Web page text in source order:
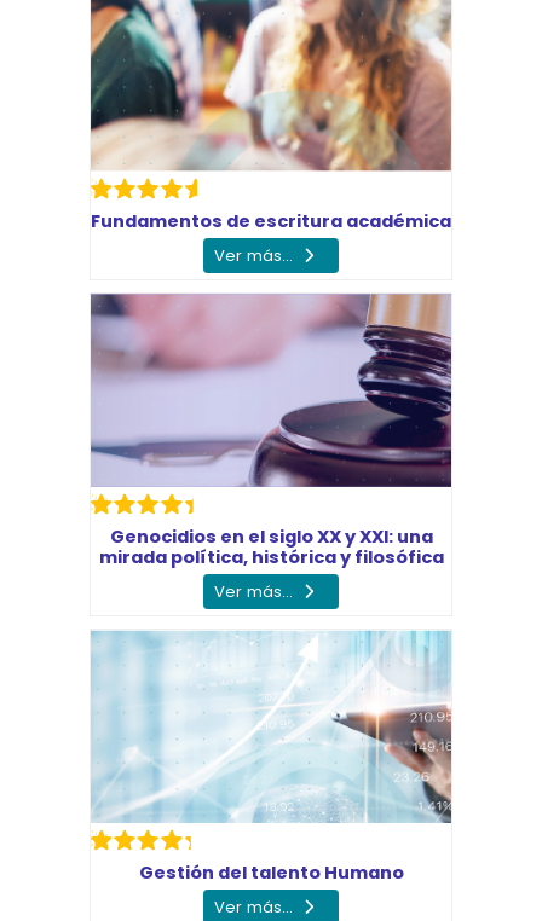
Fundamentos de escritura académica
Ver más...
Genocidios en el siglo XX y XXI: una
mirada política, histórica y filosófica
Ver más...
Gestión del talento Humano
Ver más...